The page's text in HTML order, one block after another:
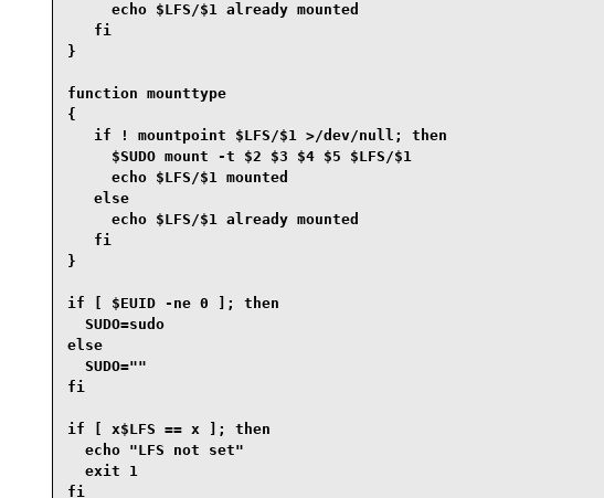
     echo $LFS/$1 already mounted
   fi
}
function mounttype
{
   if ! mountpoint $LFS/$1 >/dev/null; then
     $SUDO mount -t $2 $3 $4 $5 $LFS/$1
     echo $LFS/$1 mounted
   else
     echo $LFS/$1 already mounted
   fi
}
if [ $EUID -ne 0 ]; then
  SUDO=sudo
else
  SUDO=""
fi
if [ x$LFS == x ]; then
  echo "LFS not set"
  exit 1
fi